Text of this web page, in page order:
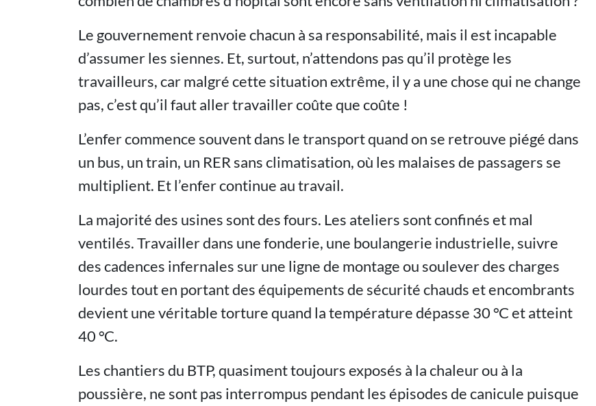
Le gouvernement renvoie chacun à sa responsabilité, mais il est incapable
d’assumer les siennes. Et, surtout, n’attendons pas qu’il protège les
travailleurs, car malgré cette situation extrême, il y a une chose qui ne change
pas, c’est qu’il faut aller travailler coûte que coûte !
L’enfer commence souvent dans le transport quand on se retrouve piégé dans
un bus, un train, un RER sans climatisation, où les malaises de passagers se
multiplient. Et l’enfer continue au travail.
La majorité des usines sont des fours. Les ateliers sont confinés et mal
ventilés. Travailler dans une fonderie, une boulangerie industrielle, suivre
des cadences infernales sur une ligne de montage ou soulever des charges
lourdes tout en portant des équipements de sécurité chauds et encombrants
devient une véritable torture quand la température dépasse 30 °C et atteint
40 °C.
Les chantiers du BTP, quasiment toujours exposés à la chaleur ou à la
poussière, ne sont pas interrompus pendant les épisodes de canicule puisque